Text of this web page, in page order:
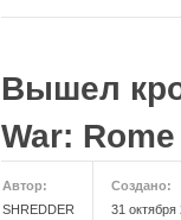
Вышел
War: Rome
Автор:
SHREDDER
Создано:
31 октября